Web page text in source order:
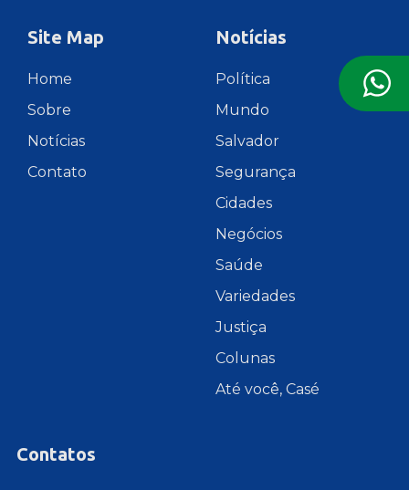
Site Map
Home
Sobre
Notícias
Contato
Notícias
Política
Mundo
Salvador
Segurança
Cidades
Negócios
Saúde
Variedades
Justiça
Colunas
Até você, Casé
Contatos